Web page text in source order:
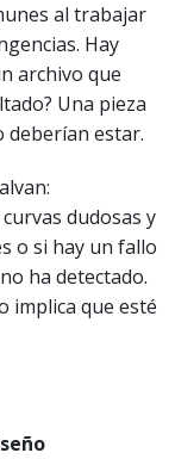
al trabajar
Hay
archivo que
Una pieza
deberían estar.
dudosas y
o si hay un fallo
ha detectado.
implica que esté